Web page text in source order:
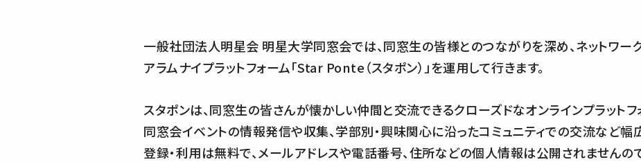
一般社団法人明星会 明星大学同窓会では、同窓生の皆様とのつながりを深め、ネットワー
アラムナイプラットフォーム「Star Ponte（スタポン）」を運用して行きます。
スタポンは、同窓生の皆さんが懐かしい仲間と交流できるクローズドなオンラインプラットフ
同窓会イベントの情報発信や収集、学部別・興味関心に沿ったコミュニティでの交流など幅
登録・利用は無料で、メールアドレスや電話番号、住所などの個人情報は公開されませんの